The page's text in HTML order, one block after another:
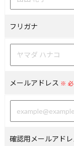
フリガナ
メールアドレス ※必
確認用メールアドレ